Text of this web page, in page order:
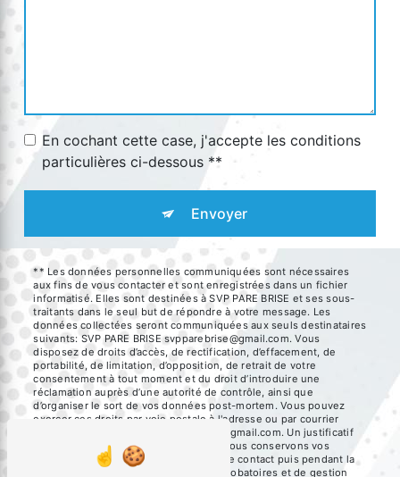
En cochant cette case, j'accepte les conditions
particulières ci-dessous **
Envoyer
** Les données personnelles communiquées sont nécessaires
aux fins de vous contacter et sont enregistrées dans un fichier
informatisé. Elles sont destinées à SVP PARE BRISE et ses sous-
traitants dans le seul but de répondre à votre message. Les
données collectées seront communiquées aux seuls destinataires
suivants: SVP PARE BRISE svpparebrise@gmail.com. Vous
disposez de droits d’accès, de rectification, d’effacement, de
portabilité, de limitation, d’opposition, de retrait de votre
consentement à tout moment et du droit d’introduire une
réclamation auprès d’une autorité de contrôle, ainsi que
d’organiser le sort de vos données post-mortem. Vous pouvez
exercer ces droits par voie postale à l'adresse ou par courrier
électronique à l'adresse svpparebrise@gmail.com. Un justificatif
d'identité pourra vous être demandé. Nous conservons vos
données pendant la période de prise de contact puis pendant la
durée de prescription légale aux fins probatoires et de gestion